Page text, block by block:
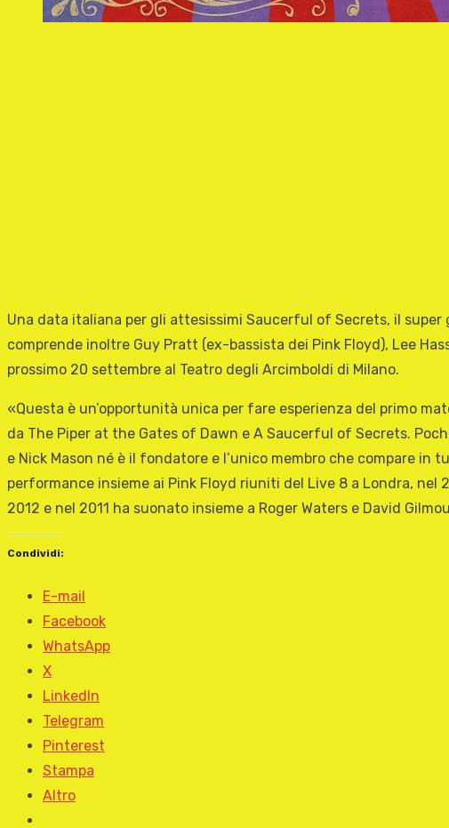
Una data italiana per gli attesissimi Saucerful of Secrets, il
comprende inoltre Guy Pratt (ex-bassista dei Pink Floyd), Lee
prossimo 20 settembre al Teatro degli Arcimboldi di Milano.
«Questa è un’opportunità unica per fare esperienza del primo
da The Piper at the Gates of Dawn e A Saucerful of Secrets.
e Nick Mason né è il fondatore e l’unico membro che compare
performance insieme ai Pink Floyd riuniti del Live 8 a Londra, nel
2012 e nel 2011 ha suonato insieme a Roger Waters e David
Condividi:
E-mail
Facebook
WhatsApp
X
LinkedIn
Telegram
Pinterest
Stampa
Altro